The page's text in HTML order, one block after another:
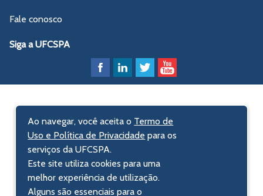
Fale conosco
Siga a UFCSPA
Ao navegar, você aceita o Termo de
Uso e Política de Privacidade para os
serviços da UFCSPA.
Este site utiliza cookies para uma
melhor experiência de utilização.
Alguns são essenciais para o